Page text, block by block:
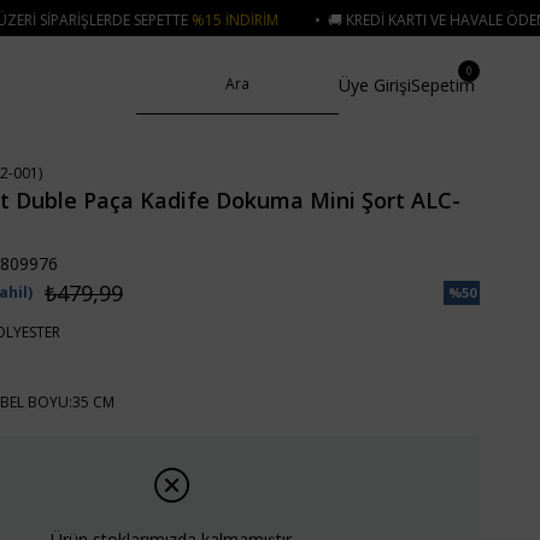
%15 İNDIRIM • 🚚 KREDI KARTI VE HAVALE ÖDEMELERINIZDE 750₺
Üye GirişiSepetim
0
001)
Duble Paça Kadife Dokuma Mini Şort ALC-
%50
₺479,99
BOYU:35 CM